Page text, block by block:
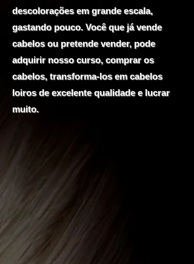
descolorações em grande escala,
gastando pouco. Você que já vende
cabelos ou pretende vender, pode
adquirir nosso curso, comprar os
cabelos, transforma-los em cabelos
loiros de excelente qualidade e lucrar
muito.